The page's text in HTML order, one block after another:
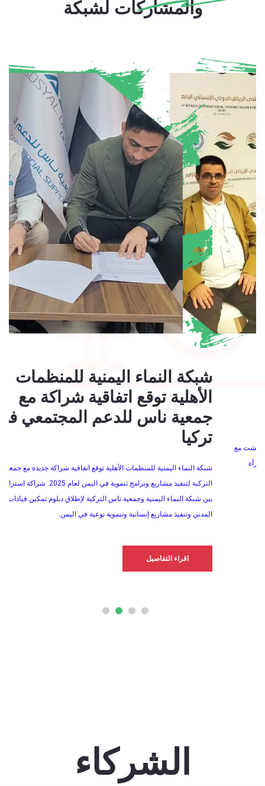
والمشاركات لشبكة
شبكة النماء اليمنية للمنظمات
الأهلية توقع اتفاقية شراكة مع
جمعية ناس للدعم المجتمعي في
شبكة النماء اليمنية للمنظمات الأهلية توقع اتفاقية شراكة جديدة مع جمعية ناس
التركية لتنفيذ مشاريع وبرامج تنموية في اليمن لعام 2025. شراكة استراتيجية جديدة
بين شبكة النماء اليمنية وجمعية ناس التركية لإطلاق دبلوم تمكين قيادات المجتمع
المدني وتنفيذ مشاريع إنسانية وتنموية نوعية في اليمن.
الشركاء